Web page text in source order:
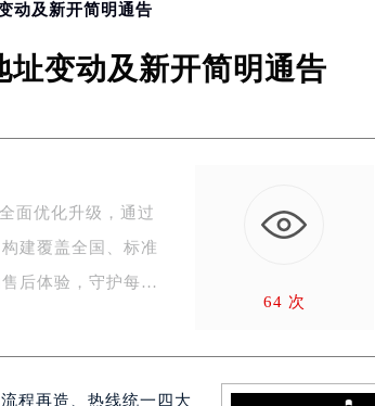
（需提前预约）
动及新开简明通告
址变动及新开简明通告
面优化升级，通过
建覆盖全国、标准
后体验，守护每一
64 次
程再造、热线统一四大